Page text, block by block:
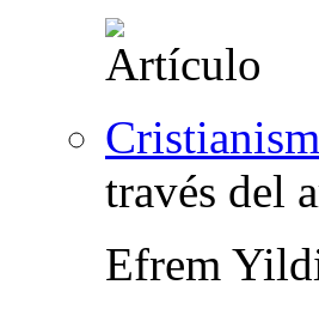
través del
Efrem